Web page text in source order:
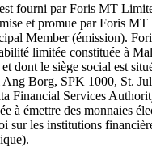
fourni par Foris MT
et promue par Foris
Member (émission).
limitée constituée à
dont le siège social est
Borg, SPK 1000, St.
Financial Services
à émettre des monnaies
sur les institutions